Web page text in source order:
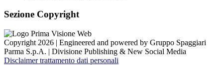
Sezione Copyright
Copyright 2026 | Engineered and powered by Gruppo Spaggiari
Parma S.p.A. | Divisione Publishing & New Social Media
Disclaimer trattamento dati personali